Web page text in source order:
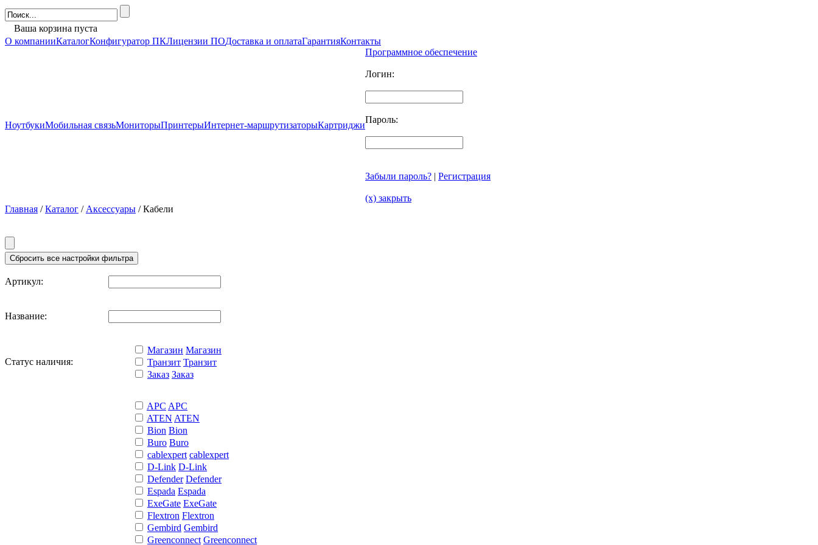
Ваша корзина пуста
О компанииКаталогКонфигуратор ПКЛицензии ПОДоставка и оплатаГарантияКонтакты
НоутбукиМобильная связьМониторыПринтерыИнтернет-маршрутизаторыКартриджи
Программное обеспечение
Логин:
Пароль:
Забыли пароль? | Регистрация
(x) закрыть
Главная /Каталог / Аксессуары / Кабели
Артикул:
Название:
Статус наличия:
Магазин Магазин
Транзит Транзит
Заказ Заказ
APC APC
ATEN ATEN
Bion Bion
Buro Buro
cablexpert cablexpert
D-Link D-Link
Defender Defender
Espada Espada
ExeGate ExeGate
Flextron Flextron
Gembird Gembird
Greenconnect Greenconnect